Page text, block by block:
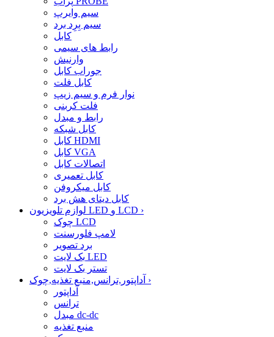
سیم وایرپ
سیم بِرِد برد
کابل
رابط های سیمی
وارنیش
جوراب کابل
کابل فلت
نوار فرم و سیم زیپ
فلت کربنی
رابط و مبدل
کابل شبکه
کابل HDMI
کابل VGA
اتصالات کابل
کابل تعمیری
کابل میکروفن
کابل دیتای هش برد
لوازم تلویزیون LED و LCD ›
چوک LCD
لامپ فلورسنت
برد تصویر
بک لایت LED
تستر بک لایت
›
آداپتور
ترانس
مبدل dc-dc
منبع تغذیه